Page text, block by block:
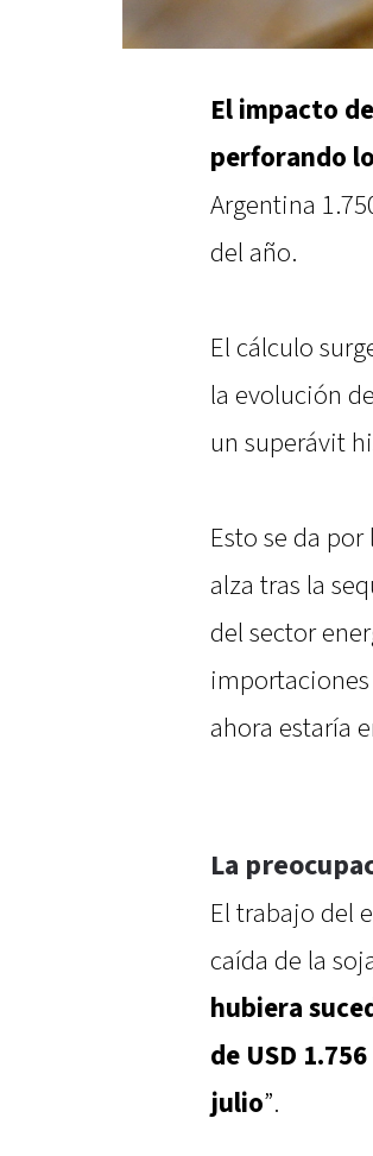
El impacto
perforando
Argentina
del año.
El cálculo
la evolución
un superávit
Esto se da
alza tras la
del sector
ahora estaría
La
El trabajo del
caída de la
hubiera
de USD
julio”.